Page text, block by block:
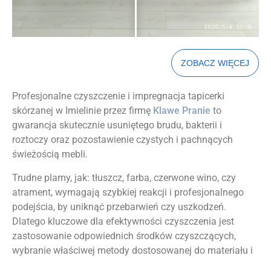
ZOBACZ WIĘCEJ
Profesjonalne czyszczenie i impregnacja tapicerki
skórzanej w Imielinie przez firmę Klawe Pranie to
gwarancja skutecznie usuniętego brudu, bakterii i
roztoczy oraz pozostawienie czystych i pachnących
świeżością mebli.
Trudne plamy, jak: tłuszcz, farba, czerwone wino, czy
atrament, wymagają szybkiej reakcji i profesjonalnego
podejścia, by uniknąć przebarwień czy uszkodzeń.
Dlatego kluczowe dla efektywności czyszczenia jest
zastosowanie odpowiednich środków czyszczących,
wybranie właściwej metody dostosowanej do materiału i